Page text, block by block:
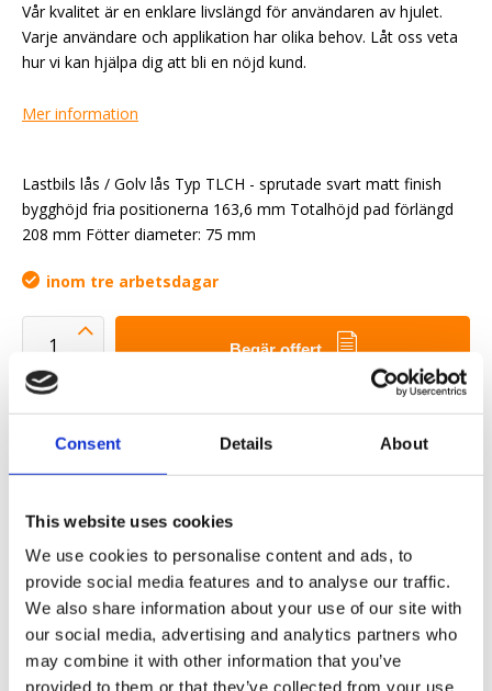
Consent Details About
This website uses cookies
We use cookies to personalise content and ads, to
provide social media features and to analyse our traffic.
We also share information about your use of our site with
our social media, advertising and analytics partners who
may combine it with other information that you’ve
provided to them or that they’ve collected from your use
Vår kvalitet är en enklare livslängd för användaren av hjulet.
Varje användare och applikation har olika behov. Låt oss veta
hur vi kan hjälpa dig att bli en nöjd kund.
Mer information
Lastbils lås / Golv lås Typ TLCH - sprutade svart matt finish
bygghöjd fria positionerna 163,6 mm Totalhöjd pad förlängd
208 mm Fötter diameter: 75 mm
inom tre arbetsdagar
Begär offert
Vi vill göra ditt arbetsliv enklare
Snabb leverans
3D CAD Modeller
Ingenjörstjänst
Żądanie części OE
Download PDF